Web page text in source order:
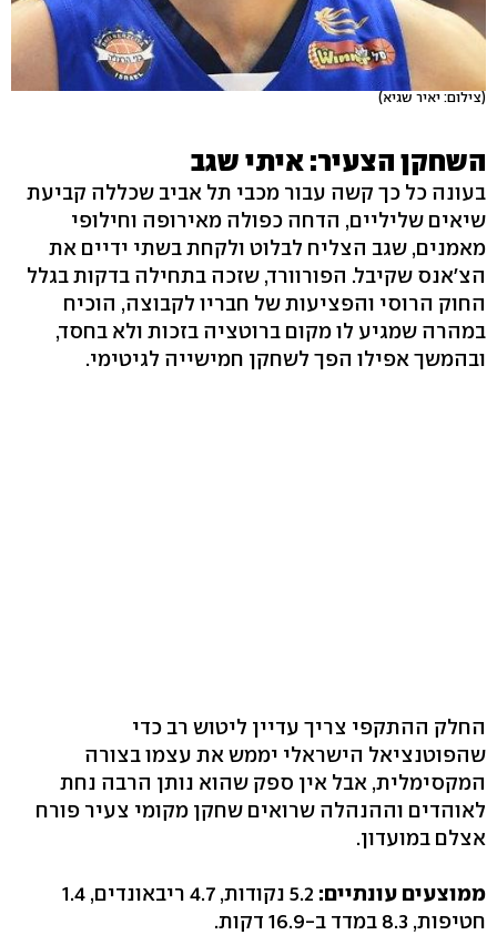
(צילום: יאיר שגיא)
השחקן הצעיר: איתי שגב
בעונה כל כך קשה עבור מכבי תל אביב שכללה קביעת
שיאים שליליים, הדחה כפולה מאירופה וחילופי
מאמנים, שגב הצליח לבלוט ולקחת בשתי ידיים את
הצ'אנס שקיבל. הפורוורד, שזכה בתחילה בדקות בגלל
החוק הרוסי והפציעות של חבריו לקבוצה, הוכיח
במהרה שמגיע לו מקום ברוטציה בזכות ולא בחסד,
ובהמשך אפילו הפך לשחקן חמישייה לגיטימי.
החלק ההתקפי צריך עדיין ליטוש רב כדי
שהפוטנציאל הישראלי יממש את עצמו בצורה
המקסימלית, אבל אין ספק שהוא נותן הרבה נחת
לאוהדים וההנהלה שרואים שחקן מקומי צעיר פורח
אצלם במועדון.
ממוצעים עונתיים:
5.2 נקודות, 4.7 ריבאונדים, 1.4
חטיפות, 8.3 במדד ב-16.9 דקות.